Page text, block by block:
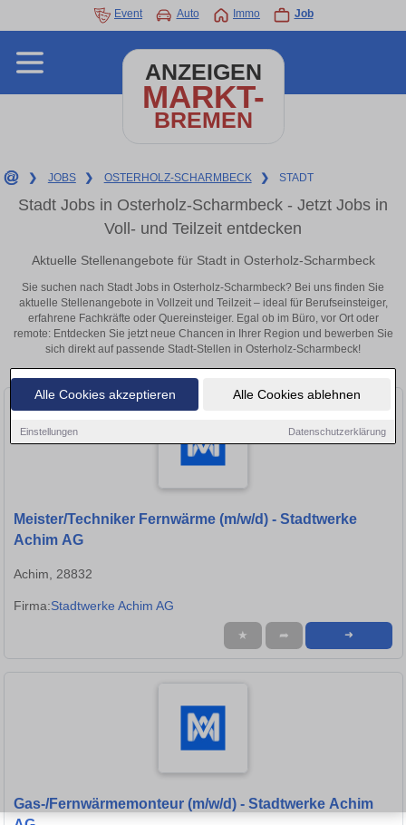
Alle Cookies akzeptieren Alle Cookies ablehnen
Einstellungen Datenschutzerklärung
Event Auto Immo Job
ANZEIGEN
MARKT-
BREMEN
❯ JOBS ❯ OSTERHOLZ-SCHARMBECK ❯ STADT
Stadt Jobs in Osterholz-Scharmbeck - Jetzt Jobs in
Voll- und Teilzeit entdecken
Aktuelle Stellenangebote für Stadt in Osterholz-Scharmbeck
Sie suchen nach Stadt Jobs in Osterholz-Scharmbeck? Bei uns finden Sie
aktuelle Stellenangebote in Vollzeit und Teilzeit – ideal für Berufseinsteiger,
erfahrene Fachkräfte oder Quereinsteiger. Egal ob im Büro, vor Ort oder
remote: Entdecken Sie jetzt neue Chancen in Ihrer Region und bewerben Sie
sich direkt auf passende Stadt-Stellen in Osterholz-Scharmbeck!
Meister/Techniker Fernwärme (m/w/d) - Stadtwerke
Achim AG
Achim, 28832
Firma:Stadtwerke Achim AG
★ ➦ ➜
Gas-/Fernwärmemonteur (m/w/d) - Stadtwerke Achim